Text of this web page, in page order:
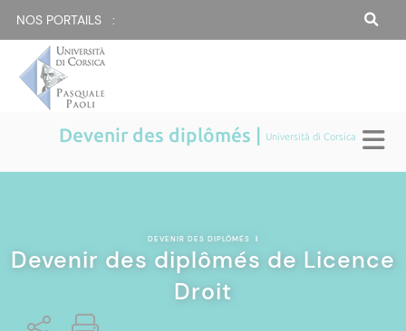
NOS PORTAILS :
Devenir des diplômés | Università di Corsica
DEVENIR DES DIPLÔMÉS |
Devenir des diplômés de Licence
Droit